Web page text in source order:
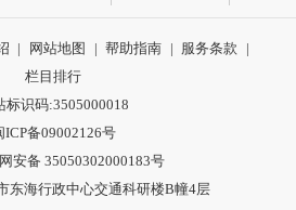
| 网站地图 | 帮助指南 | 服务条款
|
栏目排行
标识码:3505000018
ICP备09002126号
安备 35050302000183号
东海行政中心交通科研楼B幢4层